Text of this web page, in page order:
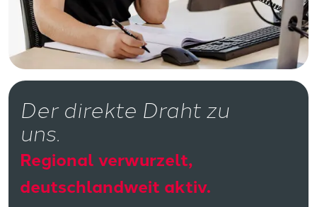
Der direkte Draht zu
uns.
Regional verwurzelt,
deutschlandweit aktiv.